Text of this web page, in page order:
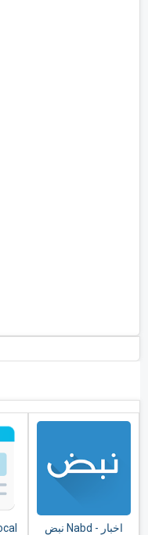
نبض Nabd - اخبار